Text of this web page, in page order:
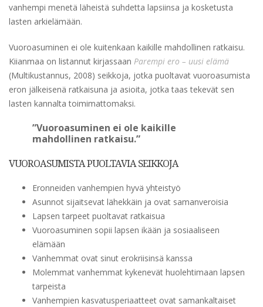
vanhempi menetä läheistä suhdetta lapsiinsa ja kosketusta
lasten arkielämään.
Vuoroasuminen ei ole kuitenkaan kaikille mahdollinen ratkaisu.
Kiianmaa on listannut kirjassaan Parempi ero – uusi elämä
(Multikustannus, 2008) seikkoja, jotka puoltavat vuoroasumista
eron jälkeisenä ratkaisuna ja asioita, jotka taas tekevät sen
lasten kannalta toimimattomaksi.
”Vuoroasuminen ei ole kaikille
mahdollinen ratkaisu.”
VUOROASUMISTA PUOLTAVIA SEIKKOJA
Eronneiden vanhempien hyvä yhteistyö
Asunnot sijaitsevat lähekkäin ja ovat samanveroisia
Lapsen tarpeet puoltavat ratkaisua
Vuoroasuminen sopii lapsen ikään ja sosiaaliseen
elämään
Vanhemmat ovat sinut erokriisinsä kanssa
Molemmat vanhemmat kykenevät huolehtimaan lapsen
tarpeista
Vanhempien kasvatusperiaatteet ovat samankaltaiset